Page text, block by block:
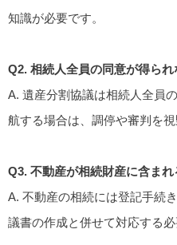
知識が必要です。
Q2. 相続人全員の同意が得られ
A. 遺産分割協議は相続人全員
航する場合は、調停や審判を
Q3. 不動産が相続財産に含まれ
A. 不動産の相続には登記手続
議書の作成と併せて対応する必